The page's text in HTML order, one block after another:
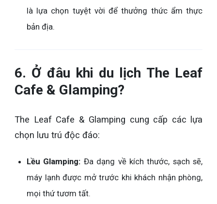
là lựa chọn tuyệt vời để thưởng thức ẩm thực
bản địa.
6. Ở đâu khi du lịch The Leaf
Cafe & Glamping?
The Leaf Cafe & Glamping cung cấp các lựa
chọn lưu trú độc đáo:
Lều Glamping: Đa dạng về kích thước, sạch sẽ,
máy lạnh được mở trước khi khách nhận phòng,
mọi thứ tươm tất.